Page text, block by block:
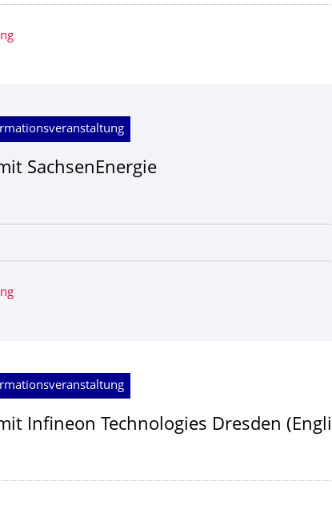
SachsenEnergie
Infineon Technologies Dresden